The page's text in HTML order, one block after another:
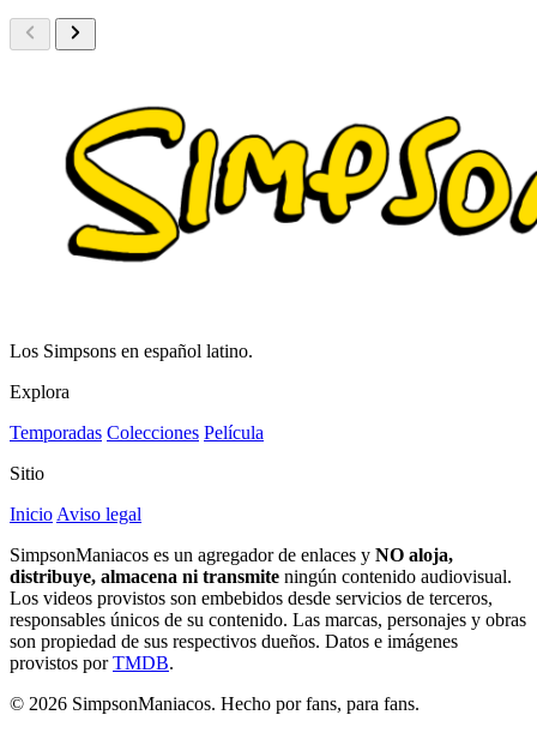
Los Simpsons en español latino.
Explora
Temporadas Colecciones Película
Sitio
Inicio Aviso legal
SimpsonManiacos es un agregador de enlaces y NO aloja,
distribuye, almacena ni transmite ningún contenido audiovisual.
Los videos provistos son embebidos desde servicios de terceros,
responsables únicos de su contenido. Las marcas, personajes y obras
son propiedad de sus respectivos dueños. Datos e imágenes
provistos porTMDB.
© 2026 SimpsonManiacos. Hecho por fans, para fans.